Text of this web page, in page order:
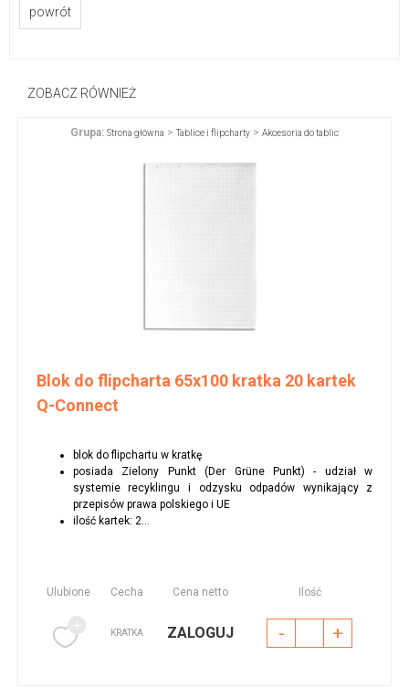
powrót
ZOBACZ RÓWNIEŻ
Grupa: Strona główna >Tablice i flipcharty > Akcesoria do tablic
Blok do flipcharta 65x100 kratka 20 kartek
Q-Connect
blok do flipchartu w kratkę
posiada Zielony Punkt (Der Grüne Punkt) - udział w
systemie recyklingu i odzysku odpadów wynikający z
przepisów prawa polskiego i UE
ilość kartek: 2...
Ulubione Cecha Cena netto Ilość
KRATKA ZALOGUJ - +